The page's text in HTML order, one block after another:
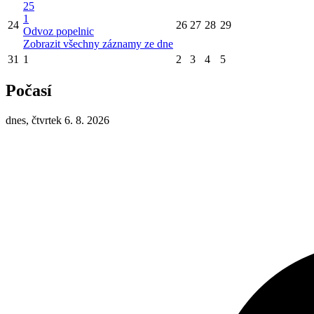
24
25
1
Odvoz popelnic
Zobrazit všechny záznamy ze dne
26 27 28 29
31 1 2 3 4 5
Počasí
dnes, čtvrtek 6. 8. 2026